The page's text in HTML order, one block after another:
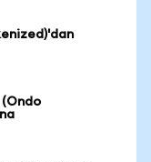
(Ondo